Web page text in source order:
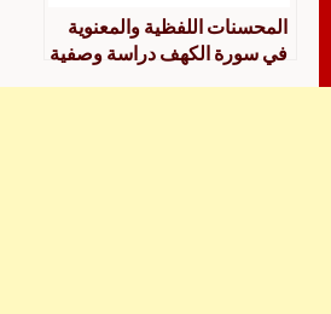
المحسنات اللفظية والمعنوية
في سورة الكهف دراسة وصفية